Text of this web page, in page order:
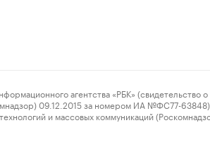
агентства «РБК» (свидетельство о
09.12.2015 за номером ИА №ФС77-63848)
и массовых коммуникаций